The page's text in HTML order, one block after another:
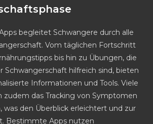
begleitet Schwangere durch alle
Vom täglichen Fortschritt
bis hin zu Übungen, die
Schwangerschaft hilfreich sind, bieten
Informationen und Tools. Viele
zudem das Tracking von Symptomen
was den Überblick erleichtert und zur
Bestimmte Apps nutzen